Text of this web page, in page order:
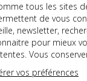
tous les sites
de vous
newsletter,
pour mieux
Vous
vos préférences